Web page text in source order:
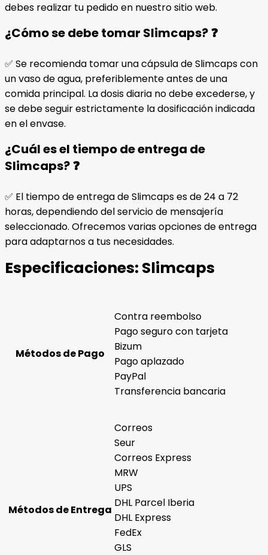
debes realizar tu pedido en nuestro sitio web.
¿Cómo se debe tomar Slimcaps? ❓
✅ Se recomienda tomar una cápsula de Slimcaps con
un vaso de agua, preferiblemente antes de una
comida principal. La dosis diaria no debe excederse, y
se debe seguir estrictamente la dosificación indicada
en el envase.
¿Cuál es el tiempo de entrega de
Slimcaps? ❓
✅ El tiempo de entrega de Slimcaps es de 24 a 72
horas, dependiendo del servicio de mensajería
seleccionado. Ofrecemos varias opciones de entrega
para adaptarnos a tus necesidades.
Especificaciones: Slimcaps
Métodos de Pago
Contra reembolso
Pago seguro con tarjeta
Bizum
Pago aplazado
PayPal
Transferencia bancaria
Métodos de Entrega
Correos
Seur
Correos Express
MRW
UPS
DHL Parcel Iberia
DHL Express
FedEx
GLS